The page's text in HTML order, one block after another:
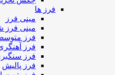
فرز ها
مینی فرز
مینی فرز
فرز
فرز
فرز
فرز پالیش